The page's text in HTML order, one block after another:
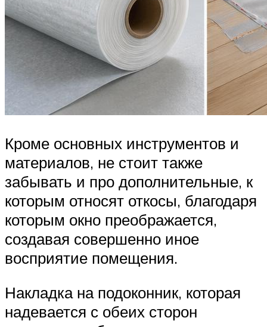
Кроме основных инструментов и
материалов, не стоит также
забывать и про дополнительные, к
которым относят откосы, благодаря
которым окно преображается,
создавая совершенно иное
восприятие помещения.
Накладка на подоконник, которая
надевается с обеих сторон